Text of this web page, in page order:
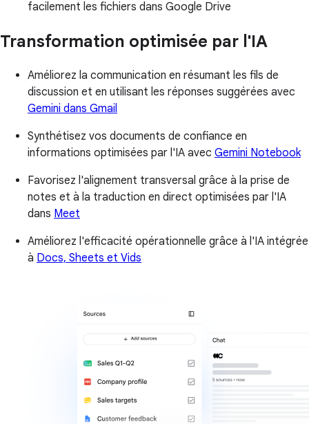
facilement les fichiers dans Google Drive
Transformation optimisée par l'IA
Améliorez la communication en résumant les fils de
discussion et en utilisant les réponses suggérées avec
Gemini dans Gmail
Synthétisez vos documents de confiance en
informations optimisées par l'IA avec Gemini Notebook
Favorisez l'alignement transversal grâce à la prise de
notes et à la traduction en direct optimisées par l'IA
dans Meet
Améliorez l'efficacité opérationnelle grâce à l'IA intégrée
à Docs, Sheets et Vids